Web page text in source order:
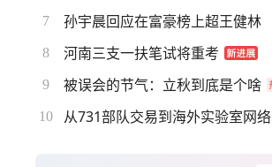
7 孙宇晨回应在富豪榜上超王健林
8 河南三支一扶笔试将重考
9 被误会的节气：立秋到底是个啥
10 从731部队交易到海外实验室网络